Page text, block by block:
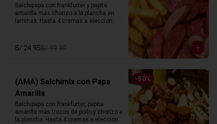
Salchipapa con frankfurter y papita
amarilla más chorizo a la plancha en
laminas. Hasta 4 cremas a eleccion.
S/ 24.95S/ 49.90
-50%
(AMA) Salchimix con Papa
Amarilla
Salchipapa con frankfurter, papita
amarilla más trozos de pollo y chorizo a
la plancha. Hasta 4 cremas a eleccion.